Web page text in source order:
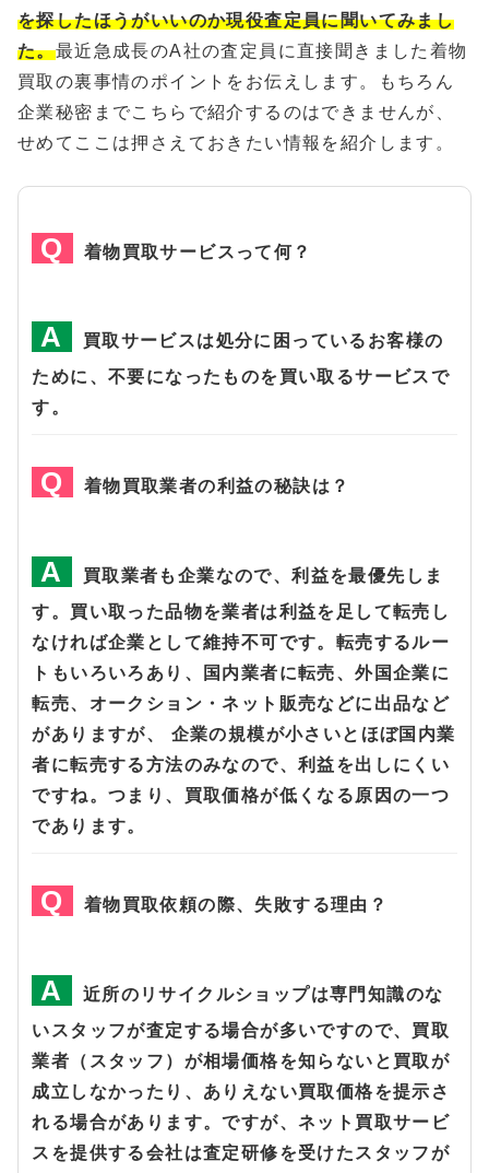
を探したほうがいいのか現役査定員に聞いてみまし
た。最近急成長のA社の査定員に直接聞きました着物
買取の裏事情のポイントをお伝えします。もちろん
企業秘密までこちらで紹介するのはできませんが、
せめてここは押さえておきたい情報を紹介します。
着物買取サービスって何？
買取サービスは処分に困っているお客様の
ために、不要になったものを買い取るサービスで
す。
着物買取業者の利益の秘訣は？
買取業者も企業なので、利益を最優先しま
す。買い取った品物を業者は利益を足して転売し
なければ企業として維持不可です。転売するルー
トもいろいろあり、国内業者に転売、外国企業に
転売、オークション・ネット販売などに出品など
がありますが、 企業の規模が小さいとほぼ国内業
者に転売する方法のみなので、利益を出しにくい
ですね。つまり、買取価格が低くなる原因の一つ
であります。
着物買取依頼の際、失敗する理由？
近所のリサイクルショップは専門知識のな
いスタッフが査定する場合が多いですので、買取
業者（スタッフ）が相場価格を知らないと買取が
成立しなかったり、ありえない買取価格を提示さ
れる場合があります。ですが、ネット買取サービ
スを提供する会社は査定研修を受けたスタッフが